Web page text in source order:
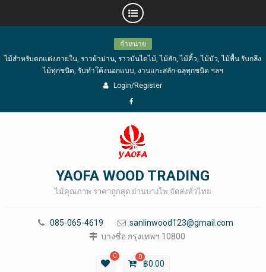
content
จำหน่าย
ไม้สำหรับตกแต่งภายใน, ราวผ้าม่าน, ราวบันไดไม้, ไม้สัก, ไม้คิ้ว, ไม้บัว, ไม้พื้น รับกลึง
ไม้ทุกชนิด, รับทำโค้งนอกแบบ, งานแกะสลัก-ฉลุทุกชนิด ฯลฯ
Login/Register
Facebook
YAOFA WOOD TRADING
ไม้คุณภาพ ราคาถูกสุด ย่านบางโพ จัดส่งทั่วไทย
085-065-4619
sanlinwood123@gmail.com
บางซื่อ กรุงเทพฯ 10800
0 0
฿0.00